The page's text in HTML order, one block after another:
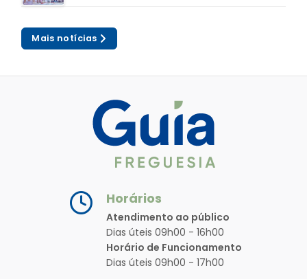
Mais notícias
Horários
Atendimento ao público
Dias úteis 09h00 - 16h00
Horário de Funcionamento
Dias úteis 09h00 - 17h00